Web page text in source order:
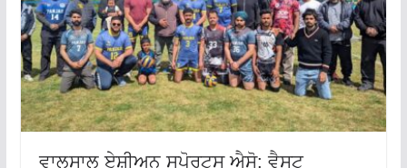
ਵਾਲਸਾਲ ਏਸ਼ੀਅਨ ਸਪੋਰਟਸ ਐਸੋ: ਵੈਸਟ